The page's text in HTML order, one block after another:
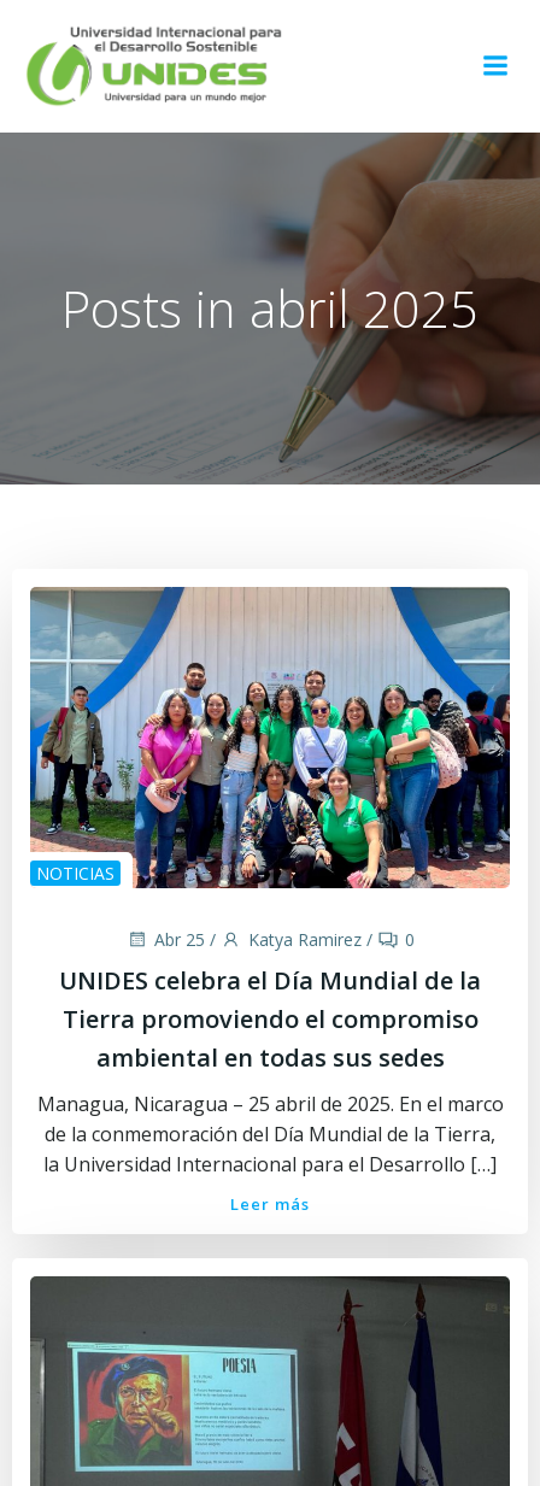
al
Posts in abril 2025
NOTICIAS
Abr 25 / Katya Ramirez / 0
UNIDES celebra el Día Mundial de la
Tierra promoviendo el compromiso
ambiental en todas sus sedes
Managua, Nicaragua – 25 abril de 2025. En el marco
de la conmemoración del Día Mundial de la Tierra,
la Universidad Internacional para el Desarrollo […]
Leer más